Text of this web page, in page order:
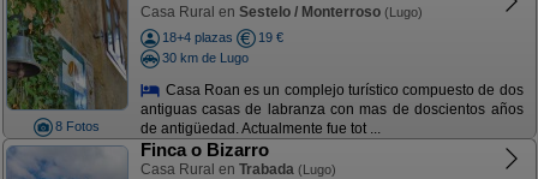
8 Fotos
Casa Rural en Sestelo / Monterroso (Lugo)
18+4 plazas
19 €
30 km de Lugo
Casa Roan es un complejo turístico compuesto de dos
antiguas casas de labranza con mas de doscientos años
de antigüedad. Actualmente fue tot ...
Finca o Bizarro
Casa Rural en Trabada (Lugo)